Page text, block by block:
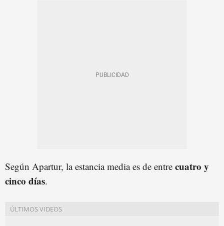
Según Apartur, la estancia media es de entre cuatro y
cinco días.